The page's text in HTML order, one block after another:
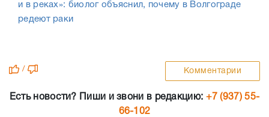
и в реках»: биолог объяснил, почему в Волгограде
редеют раки
/ Комментарии
Есть новости? Пиши и звони в редакцию: +7 (937) 55-
66-102